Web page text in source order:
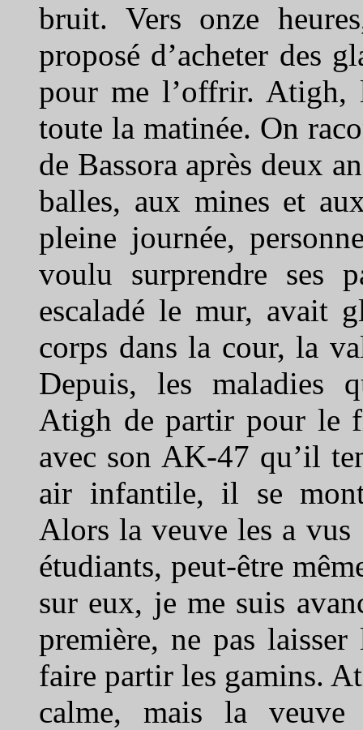
bruit. Vers onze
proposé d’acheter des
pour me l’offrir. Atigh,
toute la matinée. On
de Bassora après deux
balles, aux mines et
pleine journée,
voulu surprendre ses
escaladé le mur, avait
corps dans la cour, la
Depuis, les maladies
Atigh de partir pour le
avec son AK-47 qu’il
air infantile, il se
Alors la veuve les a vus
étudiants, peut-être
sur eux, je me suis
première, ne pas
faire partir les gamins.
calme, mais la